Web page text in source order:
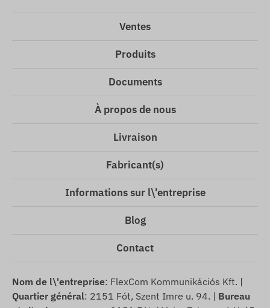
Ventes
Produits
Documents
À propos de nous
Livraison
Fabricant(s)
Informations sur l\'entreprise
Blog
Contact
Nom de l\'entreprise: FlexCom Kommunikációs Kft. |
Quartier général: 2151 Fót, Szent Imre u. 94. | Bureau